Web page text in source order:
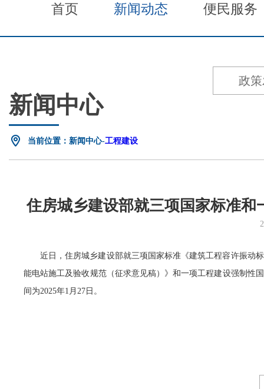
首页 新闻动态 便民服务
新闻中心
政
当前位置：新闻中心-工程建设
住房城乡建设部就三项国家标准
近日，住房城乡建设部就三项国家标准《建筑工程容许振动
能电站施工及验收规范（征求意见稿）》和一项工程建设强制性
间为2025年1月27日。